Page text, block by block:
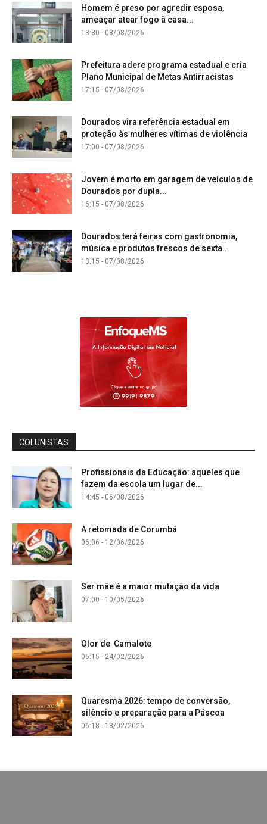
Homem é preso por agredir esposa,
ameaçar atear fogo à casa...
13:30 - 08/08/2026
Prefeitura adere programa estadual e cria
Plano Municipal de Metas Antirracistas
17:15 - 07/08/2026
Dourados vira referência estadual em
proteção às mulheres vítimas de violência
17:00 - 07/08/2026
Jovem é morto em garagem de veículos de
Dourados por dupla...
16:15 - 07/08/2026
Dourados terá feiras com gastronomia,
música e produtos frescos de sexta...
13:15 - 07/08/2026
COLUNISTAS
Profissionais da Educação: aqueles que
fazem da escola um lugar de...
14:45 - 06/08/2026
A retomada de Corumbá
06:06 - 12/06/2026
Ser mãe é a maior mutação da vida
07:00 - 10/05/2026
Olor de Camalote
06:15 - 24/02/2026
Quaresma 2026: tempo de conversão,
silêncio e preparação para a Páscoa
06:18 - 18/02/2026